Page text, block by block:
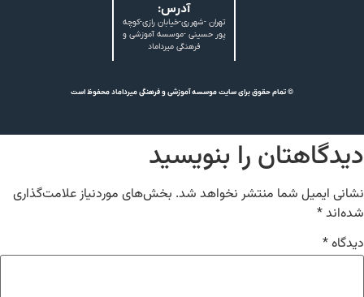
آدرس:
تهران -شهرری-خیابان رازی-کوچه
پور حسینی -موسسه آموزشی و
فرهنگی میرداماد
© تمام حقوق برای سایت موسسه آموزشی و فرهنگی میرداماد محفوظ است
دیدگاهتان را بنویسید
نشانی ایمیل شما منتشر نخواهد شد. بخش‌های موردنیاز علامت‌گذاری
شده‌اند*
دیدگاه*